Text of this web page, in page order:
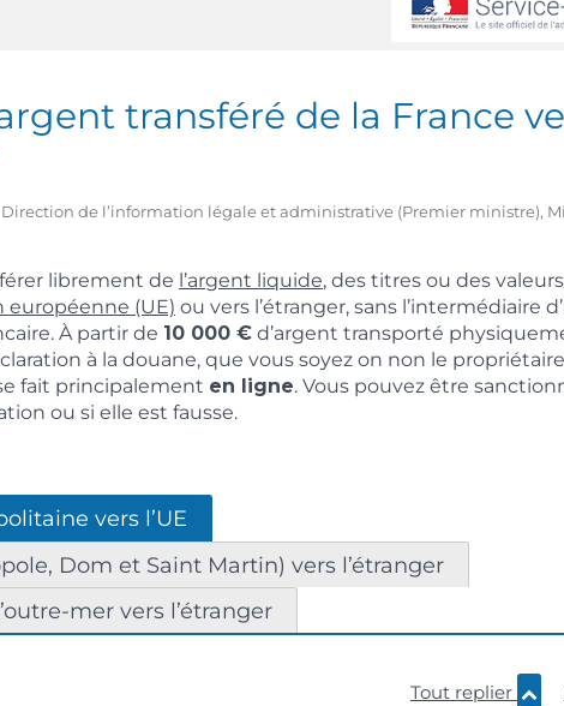
transféré de la France
Direction de l’information légale et administrative (Premier ministre),
librement de l’argent liquide, des titres ou des
européenne (UE) ou vers l’étranger, sans l’intermédiaire
À partir de 10 000 € d’argent transporté
à la douane, que vous soyez on non le
fait principalement en ligne. Vous pouvez être
ou si elle est fausse.
vers l’UE
Dom et Saint Martin) vers l’étranger
mer vers l’étranger
Tout replier